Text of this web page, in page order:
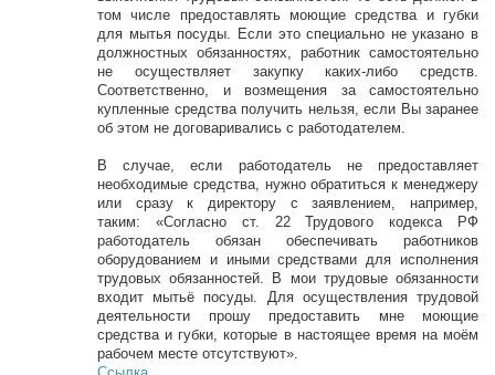
том числе предоставлять моющие средства и губки
для мытья посуды. Если это специально не указано в
должностных обязанностях, работник самостоятельно
не осуществляет закупку каких-либо средств.
Соответственно, и возмещения за самостоятельно
купленные средства получить нельзя, если Вы заранее
об этом не договаривались с работодателем.
В случае, если работодатель не предоставляет
необходимые средства, нужно обратиться к менеджеру
или сразу к директору с заявлением, например,
таким: «Согласно ст. 22 Трудового кодекса РФ
работодатель обязан обеспечивать работников
оборудованием и иными средствами для исполнения
трудовых обязанностей. В мои трудовые обязанности
входит мытьё посуды. Для осуществления трудовой
деятельности прошу предоставить мне моющие
средства и губки, которые в настоящее время на моём
рабочем месте отсутствуют».
Ссылка